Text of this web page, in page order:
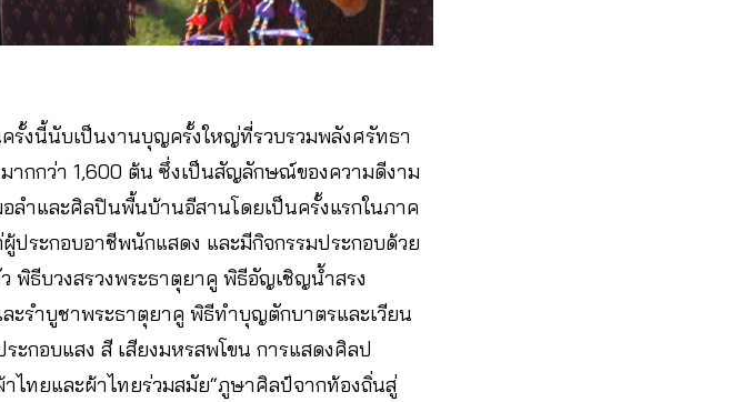
รั้งนี้นับเป็นงานบุญครั้งใหญ่ที่รวบรวมพลังศรัทธา
ากกว่า 1,600 ต้น ซึ่งเป็นสัญลักษณ์ของความดีงาม
ลำและศิลปินพื้นบ้านอีสานโดยเป็นครั้งแรกในภาค
ประกอบอาชีพนักแสดง และมีกิจกรรมประกอบด้วย
พิธีบวงสรวงพระธาตุยาคู พิธีอัญเชิญน้ำสรง
ะรำบูชาพระธาตุยาคู พิธีทำบุญตักบาตรและเวียน
กอบแสง สี เสียงมหรสพโขน การแสดงศิลป
ไทยและผ้าไทยร่วมสมัย“ภูษาศิลป์จากท้องถิ่นสู่